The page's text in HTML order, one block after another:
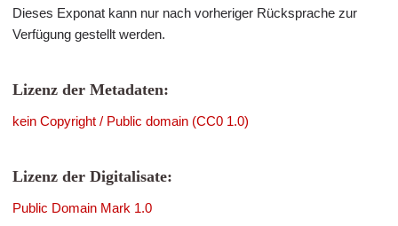
Dieses Exponat kann nur nach vorheriger Rücksprache zur
Verfügung gestellt werden.
Lizenz der Metadaten:
kein Copyright / Public domain (CC0 1.0)
Lizenz der Digitalisate:
Public Domain Mark 1.0